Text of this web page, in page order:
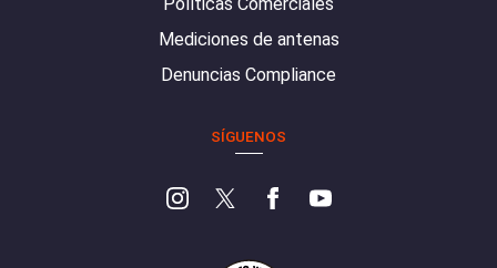
Políticas Comerciales
Mediciones de antenas
Denuncias Compliance
SÍGUENOS